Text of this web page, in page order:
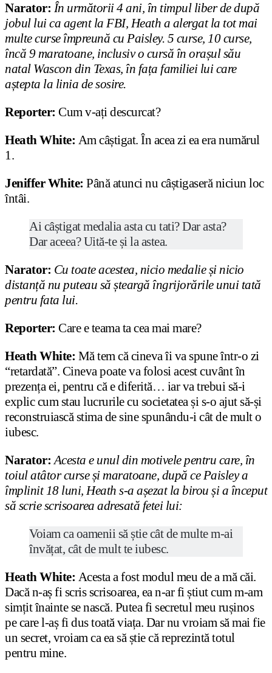
Narator: În următorii 4 ani, în timpul liber de după
jobul lui ca agent la FBI, Heath a alergat la tot mai
multe curse împreună cu Paisley. 5 curse, 10 curse,
încă 9 maratoane, inclusiv o cursă în orașul său
natal Wascon din Texas, în fața familiei lui care
aștepta la linia de sosire.
Reporter: Cum v-ați descurcat?
Heath White: Am câștigat. În acea zi ea era numărul
1.
Jeniffer White: Până atunci nu câștigaseră niciun loc
întâi.
Ai câștigat medalia asta cu tati? Dar asta?
Dar aceea? Uită-te și la astea.
Narator: Cu toate acestea, nicio medalie și nicio
distanță nu puteau să șteargă îngrijorările unui tată
pentru fata lui.
Reporter: Care e teama ta cea mai mare?
Heath White: Mă tem că cineva îi va spune într-o zi
“retardată”. Cineva poate va folosi acest cuvânt în
prezența ei, pentru că e diferită… iar va trebui să-i
explic cum stau lucrurile cu societatea și s-o ajut să-și
reconstruiască stima de sine spunându-i cât de mult o
iubesc.
Narator:Acesta e unul din motivele pentru care, în
toiul atâtor curse și maratoane, după ce Paisley a
împlinit 18 luni, Heath s-a așezat la birou și a început
să scrie scrisoarea adresată fetei lui:
Voiam ca oamenii să știe cât de multe m-ai
învățat, cât de mult te iubesc.
Heath White: Acesta a fost modul meu de a mă căi.
Dacă n-aș fi scris scrisoarea, ea n-ar fi știut cum m-am
simțit înainte se nască. Putea fi secretul meu rușinos
pe care l-aș fi dus toată viața. Dar nu vroiam să mai fie
un secret, vroiam ca ea să știe că reprezintă totul
pentru mine.